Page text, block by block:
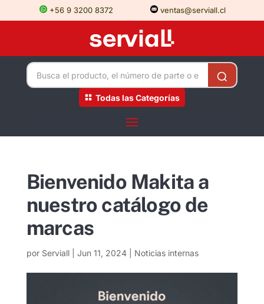
+56 9 3200 8372 ventas@serviall.cl
Todas las Categorías
Bienvenido Makita a
nuestro catálogo de
marcas
por Serviall| Jun 11, 2024| Noticias internas